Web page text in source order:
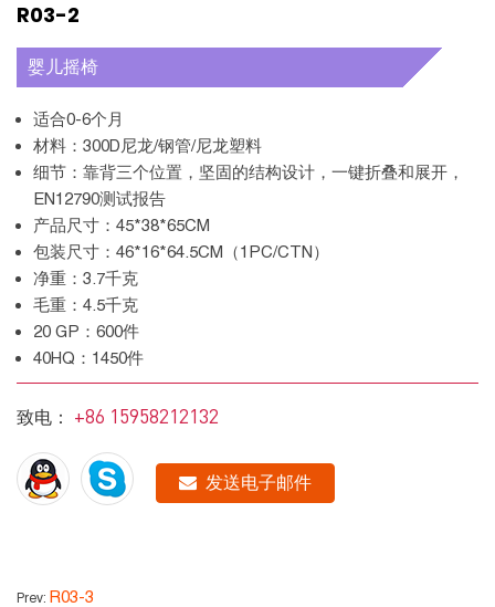
R03-2
婴儿摇椅
适合0-6个月
材料：300D尼龙/钢管/尼龙塑料
细节：靠背三个位置，坚固的结构设计，一键折叠和展开，
EN12790测试报告
产品尺寸：45*38*65CM
包装尺寸：46*16*64.5CM（1PC/CTN）
净重：3.7千克
毛重：4.5千克
20 GP：600件
40HQ：1450件
致电： +86 15958212132
发送电子邮件
Prev: R03-3